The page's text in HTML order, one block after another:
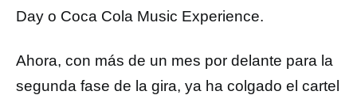
Day o Coca Cola Music Experience.
Ahora, con más de un mes por delante para la
segunda fase de la gira, ya ha colgado el cartel